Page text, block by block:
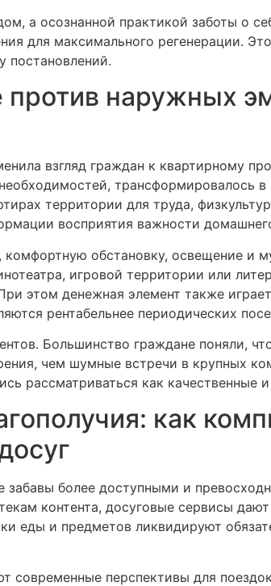
а осознанной практикой заботы о
для максимального регенерации.
постановлений.
против наружных
взгляд граждан к квартирному
трансформировалось
территории для труда,
восприятия важности
обстановку, освещение и
игровой территории или
этом денежная элемент также
рентабельнее периодических
Большинство граждане поняли,
чем шумные встречи в крупных
рассматриваться как качественные
как
забавы более доступными и
контента, досуговые сервисы
еды и предметов ликвидируют
современные перспективы для